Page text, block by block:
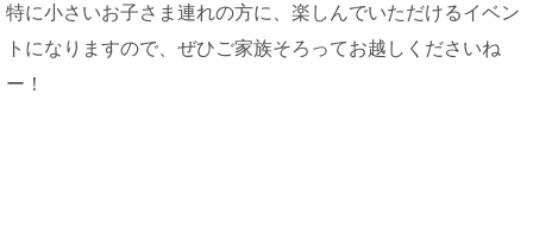
特に小さいお子さま連れの方に、楽しんでいただけるイベン
トになりますので、ぜひご家族そろってお越しくださいね
ー！